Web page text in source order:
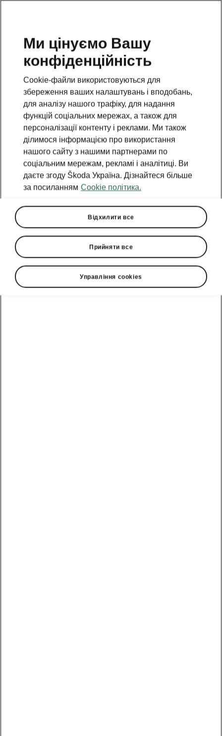
Умови фінансування
у лізинг на всі моделі
Škoda
Ми цінуємо Вашу
конфіденційність
Cookie-файли використовуються для
збереження ваших налаштувань і вподобань,
для аналізу нашого трафіку, для надання
функцій соціальних мережах, а також для
персоналізації контенту і реклами. Ми також
ділимося інформацією про використання
нашого сайту з нашими партнерами по
соціальним мережам, рекламі і аналітиці. Ви
даєте згоду Škoda Україна. Дізнайтеся більше
за посиланням Cookie політика.
Відхилити все
Прийняти все
Управління cookies